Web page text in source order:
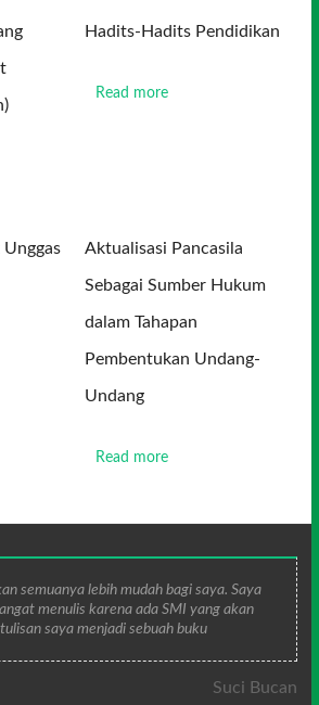
Hadits-Hadits Pendidikan
Read more
Aktualisasi Pancasila
Sebagai Sumber Hukum
dalam Tahapan
Pembentukan Undang-
Undang
Read more
semuanya lebih mudah bagi saya. Saya
menulis karena ada SMI yang akan
saya menjadi sebuah buku
Suci Bucan